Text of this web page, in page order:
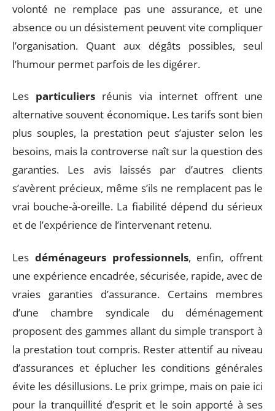
volonté ne remplace pas une assurance, et une
absence ou un désistement peuvent vite compliquer
l’organisation. Quant aux dégâts possibles, seul
l’humour permet parfois de les digérer.
Les particuliers réunis via internet offrent une
alternative souvent économique. Les tarifs sont bien
plus souples, la prestation peut s’ajuster selon les
besoins, mais la controverse naît sur la question des
garanties. Les avis laissés par d’autres clients
s’avèrent précieux, même s’ils ne remplacent pas le
vrai bouche-à-oreille. La fiabilité dépend du sérieux
et de l’expérience de l’intervenant retenu.
Les déménageurs professionnels, enfin, offrent
une expérience encadrée, sécurisée, rapide, avec de
vraies garanties d’assurance. Certains membres
d’une chambre syndicale du déménagement
proposent des gammes allant du simple transport à
la prestation tout compris. Rester attentif au niveau
d’assurances et éplucher les conditions générales
évite les désillusions. Le prix grimpe, mais on paie ici
pour la tranquillité d’esprit et le soin apporté à ses